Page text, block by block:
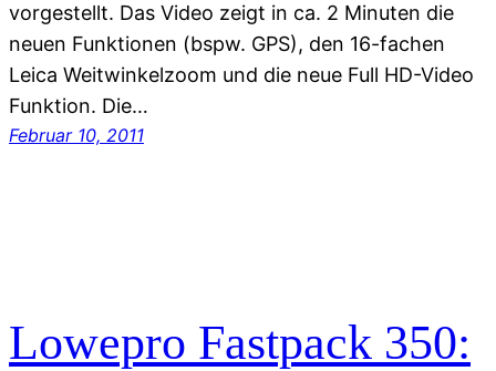
vorgestellt. Das Video zeigt in ca. 2 Minuten die
neuen Funktionen (bspw. GPS), den 16-fachen
Leica Weitwinkelzoom und die neue Full HD-Video
Funktion. Die…
Februar 10, 2011
Lowepro Fastpack 350: